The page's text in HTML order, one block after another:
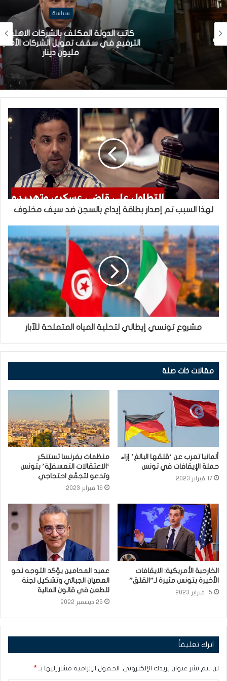
كاتب الدولة المكلف بالشركات الاهلية: قريبا
الترفيع في سقف تمويل الشركات الأهلية إلى
مليون دينار
لهذا السبب تم إصدار بطاقة إيداع بالسجن ضد سيف مخلوف
مشروع تونسي إيطالي لتحلية المياه المتملحة للآبار
مقالات ذات صلة
ألمانيا تعرب عن ‘قلقها البالغ’ إزاء
حملة الإيقافات في تونس
17 فبراير 2023
منظمات بفرنسا تستنكر
‘الاعتقالات التعسفيّة’ بتونس
وتدعو لتجمّع احتجاجي
16 فبراير 2023
الخارجية الأمريكية: الايقافات
الأخيرة بتونس مثيرة لـ”القلق”
15 فبراير 2023
عميد المحامين يؤكد التوجه نحو
العصيان الجبائي وتشكيل لجنة
للطعن في قانون المالية
25 ديسمبر 2022
اترك تعليقاً
لن يتم نشر عنوان بريدك الإلكتروني. الحقول الإلزامية مشار إليها بـ *